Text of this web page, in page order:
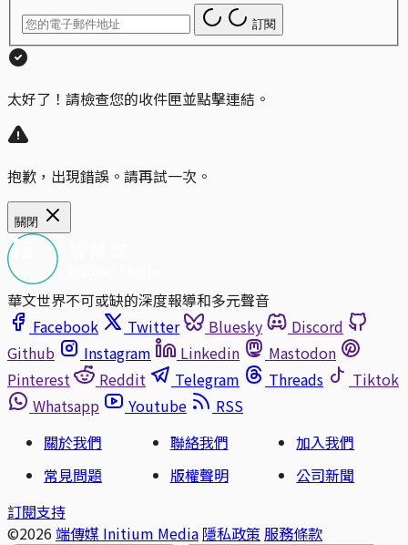
訂閱
太好了！請檢查您的收件匣並點擊連結。
抱歉，出現錯誤。請再試一次。
關閉
華文世界不可或缺的深度報導和多元聲音
Facebook
Twitter Bluesky
Discord
Github
Instagram Linkedin
Mastodon
Pinterest
Reddit Telegram Threads
Tiktok
Whatsapp
Youtube
RSS
關於我們
聯絡我們
加入我們
常見問題
版權聲明
公司新聞
訂閱支持
©2026 端傳媒 Initium Media 隱私政策 服務條款